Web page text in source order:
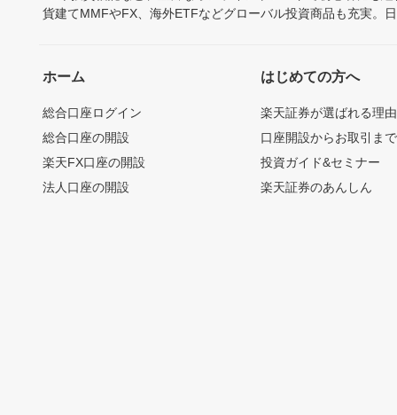
貨建てMMFやFX、海外ETFなどグローバル投資商品も充実。
ホーム
総合口座ログイン
総合口座の開設
楽天FX口座の開設
法人口座の開設
はじめての方へ
楽天証券が選ばれる理由
口座開設からお取引ま
投資ガイド&セミナー
楽天証券のあんしん